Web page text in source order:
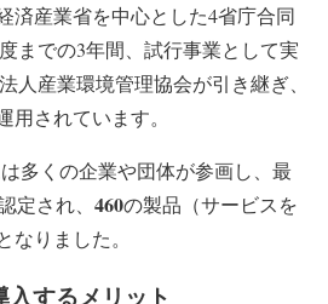
済産業省を中心とした4省庁合同
までの3年間、試行事業として実
人産業環境管理協会が引き継ぎ、
用されています。
多くの企業や団体が参画し、最
定され、 460の製品（サービスを
なりました。
するメリット